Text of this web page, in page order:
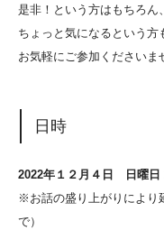
是非！という方はもちろん、
ちょっと気になるという方
お気軽にご参加くださいま
日時
2022年１２月４日 日曜日
※お話の盛り上がりにより
で）